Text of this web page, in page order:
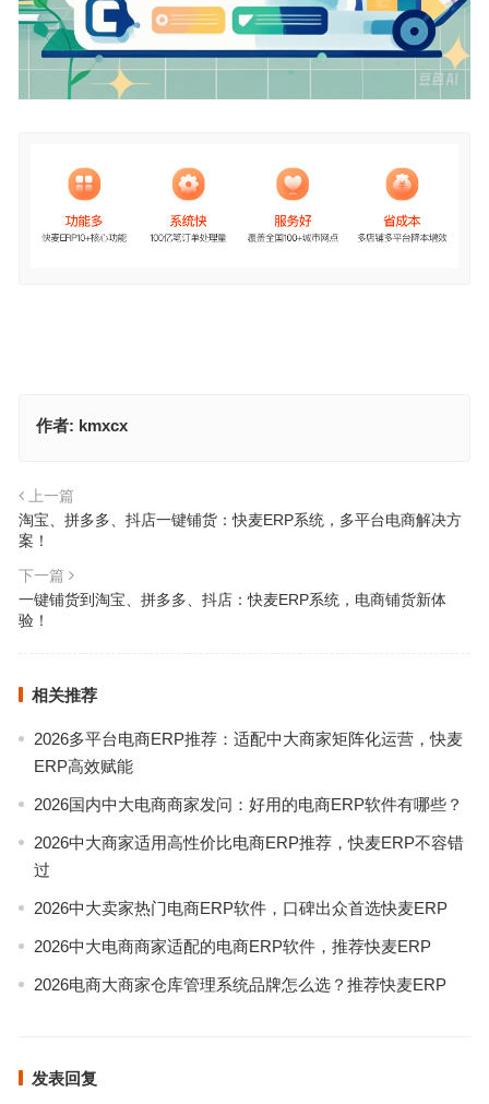
作者: kmxcx
上一篇
淘宝、拼多多、抖店一键铺货：快麦ERP系统，多平台电商解决方
案！
下一篇
一键铺货到淘宝、拼多多、抖店：快麦ERP系统，电商铺货新体
验！
相关推荐
2026多平台电商ERP推荐：适配中大商家矩阵化运营，快麦
ERP高效赋能
2026国内中大电商商家发问：好用的电商ERP软件有哪些？
2026中大商家适用高性价比电商ERP推荐，快麦ERP不容错
过
2026中大卖家热门电商ERP软件，口碑出众首选快麦ERP
2026中大电商商家适配的电商ERP软件，推荐快麦ERP
2026电商大商家仓库管理系统品牌怎么选？推荐快麦ERP
发表回复